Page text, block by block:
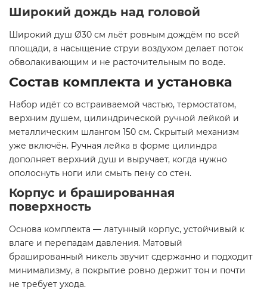
Широкий дождь над головой
Широкий душ Ø30 см льёт ровным дождём по всей
площади, а насыщение струи воздухом делает поток
обволакивающим и не расточительным по воде.
Состав комплекта и установка
Набор идёт со встраиваемой частью, термостатом,
верхним душем, цилиндрической ручной лейкой и
металлическим шлангом 150 см. Скрытый механизм
уже включён. Ручная лейка в форме цилиндра
дополняет верхний душ и выручает, когда нужно
ополоснуть ноги или смыть пену со стен.
Корпус и брашированная
поверхность
Основа комплекта — латунный корпус, устойчивый к
влаге и перепадам давления. Матовый
брашированный никель звучит сдержанно и подходит
минимализму, а покрытие ровно держит тон и почти
не требует ухода.